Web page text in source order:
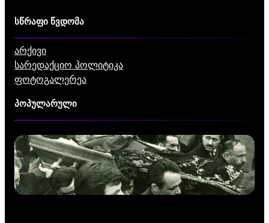
სწრაფი წვდომა
არქივი
სარედაქციო პოლიტიკა
ფოტოგალერეა
პოპულარული